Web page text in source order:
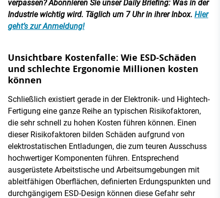
verpassen? Abonnieren Sie unser Daily Briefing: Was in der
Industrie wichtig wird. Täglich um 7 Uhr in ihrer Inbox. Hier
geht’s zur Anmeldung!
Unsichtbare Kostenfalle: Wie ESD-Schäden
und schlechte Ergonomie Millionen kosten
können
Schließlich existiert gerade in der Elektronik- und Hightech-
Fertigung eine ganze Reihe an typischen Risikofaktoren,
die sehr schnell zu hohen Kosten führen können. Einen
dieser Risikofaktoren bilden Schäden aufgrund von
elektrostatischen Entladungen, die zum teuren Ausschuss
hochwertiger Komponenten führen. Entsprechend
ausgerüstete Arbeitstische und Arbeitsumgebungen mit
ableitfähigen Oberflächen, definierten Erdungspunkten und
durchgängigem ESD-Design können diese Gefahr sehr